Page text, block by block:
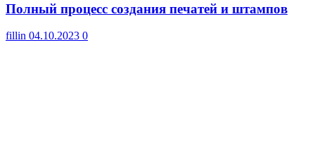
Полный процесс создания печатей и штампов
fillin 04.10.2023 0